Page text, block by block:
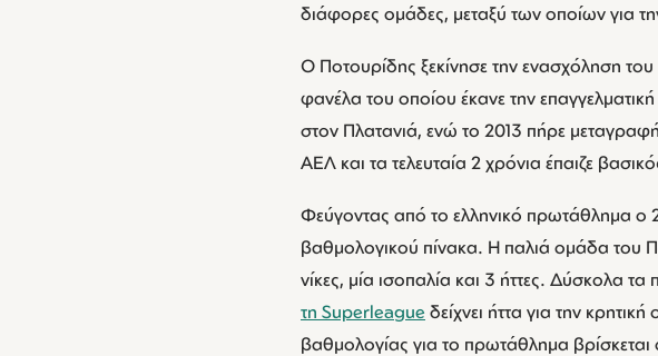
διάφορες ομάδες, μεταξύ των οποίων για
Ο Ποτουρίδης ξεκίνησε την ενασχόληση
φανέλα του οποίου έκανε την
στον Πλατανιά, ενώ το 2013 πήρε
ΑΕΛ και τα τελευταία 2 χρόνια έπαιζε
Φεύγοντας από το ελληνικό πρωτάθλημα ο
βαθμολογικού πίνακα. Η παλιά ομάδα του
νίκες, μία ισοπαλία και 3 ήττες. Δύσκολα
τη Superleague δείχνει ήττα για την
βαθμολογίας για το πρωτάθλημα